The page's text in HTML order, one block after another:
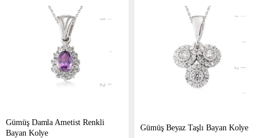
Gümüş Damla Ametist Renkli
Bayan Kolye
Gümüş Beyaz Taşlı Bayan Kolye